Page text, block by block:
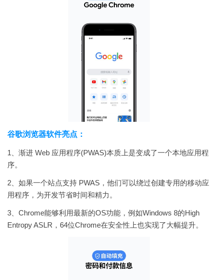
谷歌浏览器软件亮点：
1、渐进 Web 应用程序(PWAS)本质上是变成了一个本地应用程
序。
2、如果一个站点支持 PWAS，他们可以绕过创建专用的移动应
用程序，为开发节省时间和精力。
3、Chrome能够利用最新的OS功能，例如Windows 8的High
Entropy ASLR，64位Chrome在安全性上也实现了大幅提升。